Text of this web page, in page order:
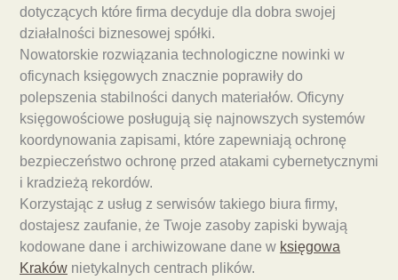
dotyczących które firma decyduje dla dobra swojej
działalności biznesowej spółki.
Nowatorskie rozwiązania technologiczne nowinki w
oficynach księgowych znacznie poprawiły do
polepszenia stabilności danych materiałów. Oficyny
księgowościowe posługują się najnowszych systemów
koordynowania zapisami, które zapewniają ochronę
bezpieczeństwo ochronę przed atakami cybernetycznymi
i kradzieżą rekordów.
Korzystając z usług z serwisów takiego biura firmy,
dostajesz zaufanie, że Twoje zasoby zapiski bywają
kodowane dane i archiwizowane dane w księgowa
Kraków nietykalnych centrach plików.